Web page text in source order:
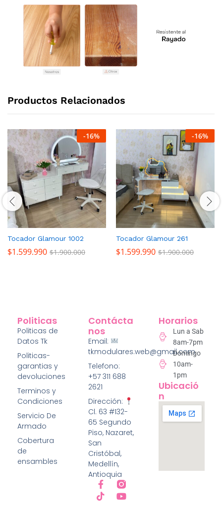
Productos Relacionados
-16%
Tocador Glamour 1002
$1.599.990 $1.900.000
-16%
Tocador Glamour 261
$1.599.990 $1.900.000
Politicas
Politicas de
Datos Tk
Politicas-
garantias y
devoluciones
Terminos y
Condiciones
Servicio De
Armado
Cobertura
de
ensambles
Contácta
Nos
Email:
tkmodulares.web@gmail.com
Telefono:
+57 311 688
2621
Dirección:
Cl. 63 #132-
65 Segundo
Piso, Nazaret,
San
Cristóbal,
Medellín,
Antioquia
Horarios
Lun a Sab
8am-7pm
Domingo
10am-
1pm
Ubicació
N